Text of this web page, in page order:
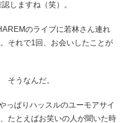
しますね（笑）。
のライブに若林さん連れ
それで1回、お会いしたことが
そうなんだ。
っぱりハッスルのユーモアサイ
たとえばお笑いの人が聞いた時